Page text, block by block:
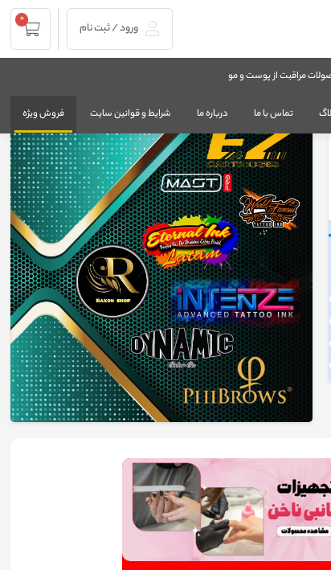
ورود / ثبت نام
0
مراقبت از پوست و مو
تماس با ما درباره ما شرایط و قوانین سایت فروش ویژه